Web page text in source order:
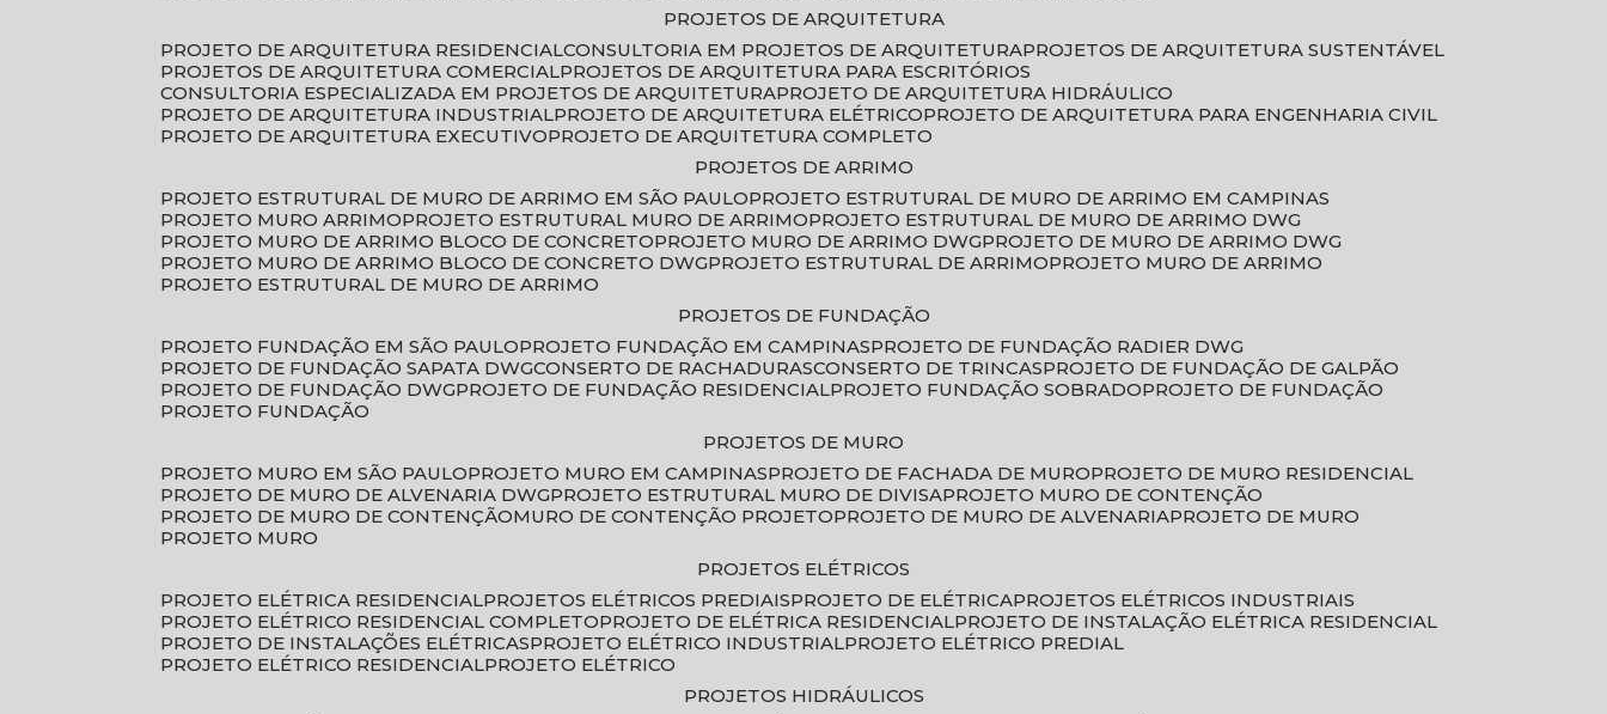
PROJETOS DE ARQUITETURA
PROJETO DE ARQUITETURA RESIDENCIAL CONSULTORIA EM PROJETOS DE ARQUITETURA
PROJETOS DE ARQUITETURA SUSTENTÁVEL
PROJETOS DE ARQUITETURA COMERCIAL
PROJETOS DE ARQUITETURA PARA ESCRITÓRIOS
CONSULTORIA ESPECIALIZADA EM PROJETOS DE ARQUITETURA
PROJETO DE ARQUITETURA HIDRÁULICO
PROJETO DE ARQUITETURA INDUSTRIAL
PROJETO DE ARQUITETURA ELÉTRICO
PROJETO DE ARQUITETURA PARA ENGENHARIA CIVIL
PROJETO DE ARQUITETURA EXECUTIVO
PROJETO DE ARQUITETURA COMPLETO
PROJETOS DE ARRIMO
PROJETO ESTRUTURAL DE MURO DE ARRIMO EM SÃO PAULO
PROJETO ESTRUTURAL DE MURO DE ARRIMO EM CAMPINAS
PROJETO MURO ARRIMO
PROJETO ESTRUTURAL MURO DE ARRIMO
PROJETO ESTRUTURAL DE MURO DE ARRIMO DWG
PROJETO MURO DE ARRIMO BLOCO DE CONCRETO
PROJETO MURO DE ARRIMO DWG
PROJETO DE MURO DE ARRIMO DWG
PROJETO MURO DE ARRIMO BLOCO DE CONCRETO DWG
PROJETO ESTRUTURAL DE ARRIMO
PROJETO MURO DE ARRIMO
PROJETO ESTRUTURAL DE MURO DE ARRIMO
PROJETOS DE FUNDAÇÃO
PROJETO FUNDAÇÃO EM SÃO PAULO
PROJETO FUNDAÇÃO EM CAMPINAS
PROJETO DE FUNDAÇÃO RADIER DWG
PROJETO DE FUNDAÇÃO SAPATA DWG CONSERTO DE RACHADURAS CONSERTO DE TRINCAS
PROJETO DE FUNDAÇÃO DE GALPÃO
PROJETO DE FUNDAÇÃO DWG
PROJETO DE FUNDAÇÃO RESIDENCIAL PROJETO FUNDAÇÃO SOBRADO
PROJETO DE FUNDAÇÃO
PROJETO FUNDAÇÃO
PROJETOS DE MURO
PROJETO MURO EM SÃO PAULO
PROJETO MURO EM CAMPINAS PROJETO DE FACHADA DE MURO
PROJETO DE MURO RESIDENCIAL
PROJETO DE MURO DE ALVENARIA DWG
PROJETO ESTRUTURAL MURO DE DIVISA
PROJETO MURO DE CONTENÇÃO
PROJETO DE MURO DE CONTENÇÃO
MURO DE CONTENÇÃO PROJETO PROJETO DE MURO DE ALVENARIA
PROJETO DE MURO
PROJETO MURO
PROJETOS ELÉTRICOS
PROJETO ELÉTRICA RESIDENCIAL
PROJETOS ELÉTRICOS PREDIAIS PROJETO DE ELÉTRICA
PROJETOS ELÉTRICOS INDUSTRIAIS
PROJETO ELÉTRICO RESIDENCIAL COMPLETO
PROJETO DE ELÉTRICA RESIDENCIAL
PROJETO DE INSTALAÇÃO ELÉTRICA RESIDENCIAL
PROJETO DE INSTALAÇÕES ELÉTRICAS
PROJETO ELÉTRICO INDUSTRIAL
PROJETO ELÉTRICO PREDIAL
PROJETO ELÉTRICO RESIDENCIAL
PROJETO ELÉTRICO
PROJETOS HIDRÁULICOS